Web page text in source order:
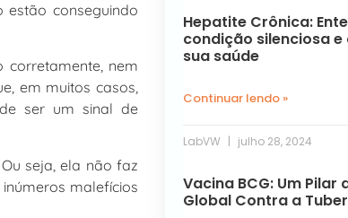
estão conseguindo
corretamente, nem
em muitos casos,
ser um sinal de
seja, ela não faz
malefícios
Hepatite Crônica:
condição silenciosa
sua saúde
Continuar lendo »
LabVW julho 28, 2024
Vacina BCG: Um Pilar
Global Contra a